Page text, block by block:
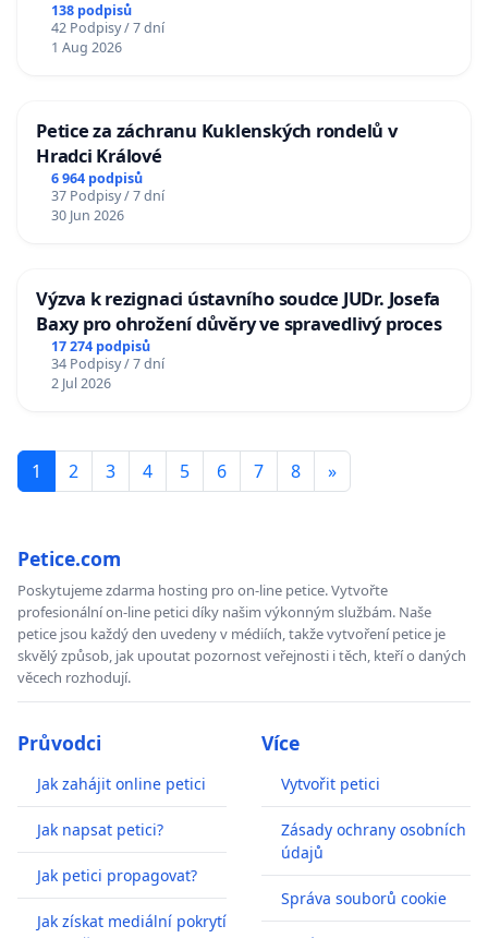
138 podpisů
42 Podpisy / 7 dní
1 Aug 2026
Petice za záchranu Kuklenských rondelů v
Hradci Králové
6 964 podpisů
37 Podpisy / 7 dní
30 Jun 2026
Výzva k rezignaci ústavního soudce JUDr. Josefa
Baxy pro ohrožení důvěry ve spravedlivý proces
17 274 podpisů
34 Podpisy / 7 dní
2 Jul 2026
1 2 3 4 5 6 7 8 »
Petice.com
Poskytujeme zdarma hosting pro on-line petice. Vytvořte
profesionální on-line petici díky našim výkonným službám. Naše
petice jsou každý den uvedeny v médiích, takže vytvoření petice je
skvělý způsob, jak upoutat pozornost veřejnosti i těch, kteří o daných
věcech rozhodují.
Průvodci
Jak zahájit online petici
Jak napsat petici?
Jak petici propagovat?
Jak získat mediální pokrytí
Více
Vytvořit petici
Zásady ochrany osobních
údajů
Správa souborů cookie